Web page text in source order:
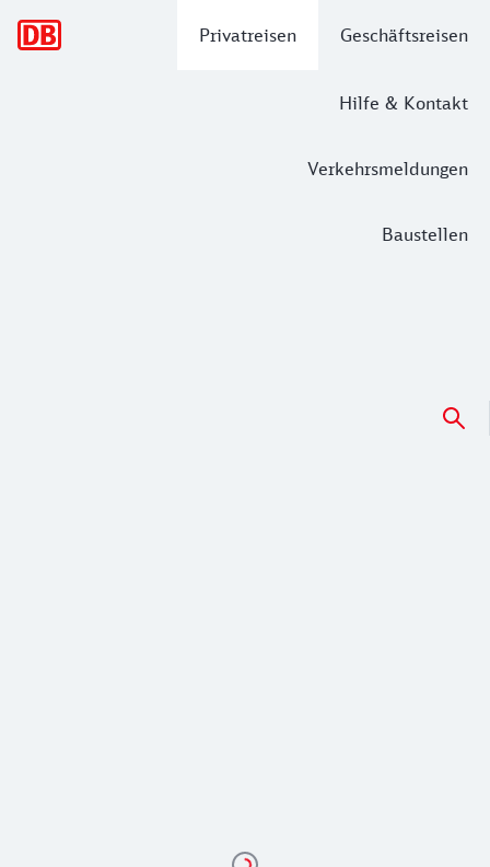
Privatreisen Geschäftsreisen
Hilfe & Kontakt
Verkehrsmeldungen
Baustellen